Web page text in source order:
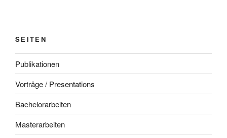
SEITEN
Publikationen
Vorträge / Presentations
Bachelorarbeiten
Masterarbeiten